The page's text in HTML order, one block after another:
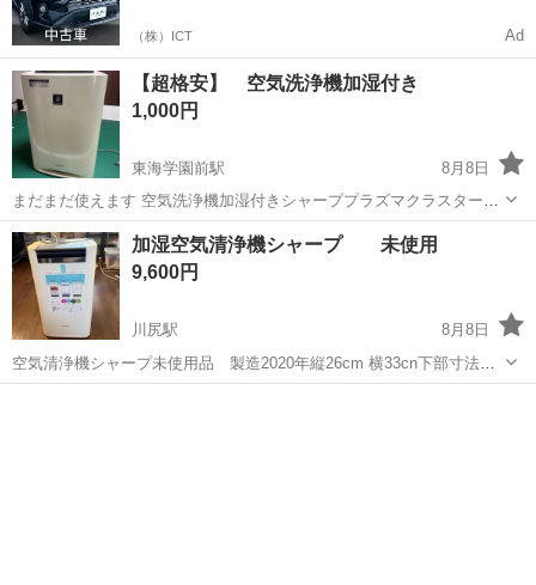
（株）ICT Ad
【超格安】 空気洗浄機加湿付き
1,000円
東海学園前駅
8月8日
まだまだ使えます 空気洗浄機加湿付きシャーププラズマクラスター
7000
熊本 熊本市 東海学園前駅 季節、空調家電
プラズマクラスター
加湿空気清浄機シャープ 未使用
9,600円
川尻駅
8月8日
空気清浄機シャープ未使用品 製造2020年縦26cm 横33cn下部寸法た
かさ66cm シャープ 空気清浄機 未使用・製造年2020年 製造番号